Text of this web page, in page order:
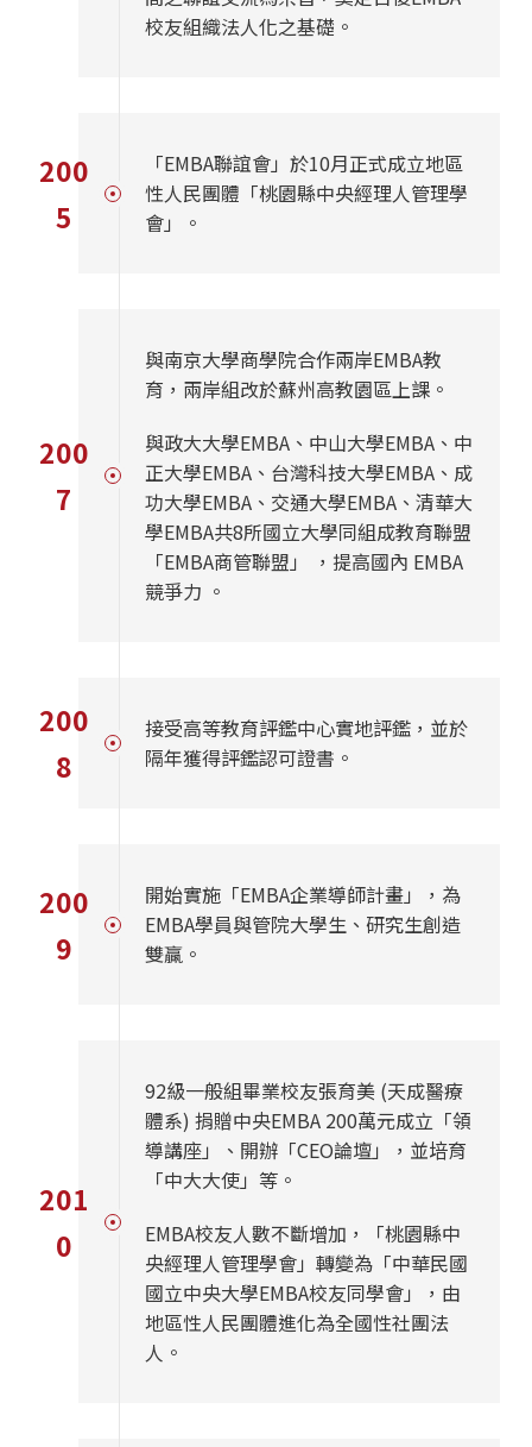
校友組織法人化之基礎。
200
5
「EMBA聯誼會」於10月正式成立地區
性人民團體「桃園縣中央經理人管理學
會」。
200
7
與南京大學商學院合作兩岸EMBA教
育，兩岸組改於蘇州高教園區上課。
與政大大學EMBA、中山大學EMBA、中
正大學EMBA、台灣科技大學EMBA、成
功大學EMBA、交通大學EMBA、清華大
學EMBA共8所國立大學同組成教育聯盟
「EMBA商管聯盟」 ，提高國內 EMBA
競爭力 。
200
8
接受高等教育評鑑中心實地評鑑，並於
隔年獲得評鑑認可證書。
200
9
開始實施「EMBA企業導師計畫」，為
EMBA學員與管院大學生、研究生創造
雙贏。
201
0
92級一般組畢業校友張育美 (天成醫療
體系) 捐贈中央EMBA 200萬元成立「領
導講座」、開辦「CEO論壇」，並培育
「中大大使」等。
EMBA校友人數不斷增加，「桃園縣中
央經理人管理學會」轉變為「中華民國
國立中央大學EMBA校友同學會」，由
地區性人民團體進化為全國性社團法
人。